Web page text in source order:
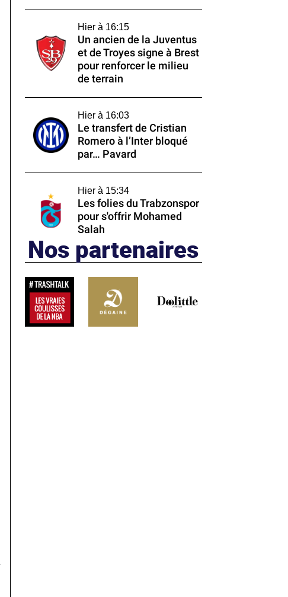
Hier à 16:15
Un ancien de la Juventus
et de Troyes signe à Brest
pour renforcer le milieu
de terrain
Hier à 16:03
Le transfert de Cristian
Romero à l’Inter bloqué
par… Pavard
Hier à 15:34
Les folies du Trabzonspor
pour s'offrir Mohamed
Salah
Nos partenaires